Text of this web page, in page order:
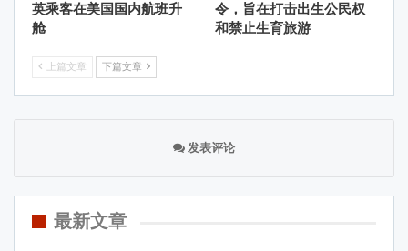
英乘客在美国国内航班升
舱
令，旨在打击出生公民权
和禁止生育旅游
上篇文章 下篇文章
发表评论
最新文章